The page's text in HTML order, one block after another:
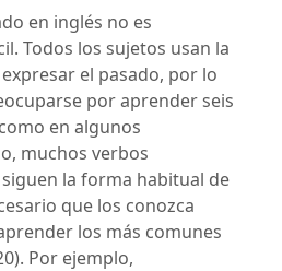
en inglés no es
Todos los sujetos usan la
el pasado, por lo
por aprender seis
en algunos
muchos verbos
la forma habitual de
que los conozca
los más comunes
Por ejemplo,